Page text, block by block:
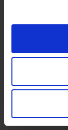
online